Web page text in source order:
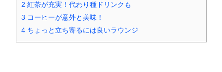
2 紅茶が充実！代わり種ドリンクも
3 コーヒーが意外と美味！
4ちょっと立ち寄るには良いラウンジ